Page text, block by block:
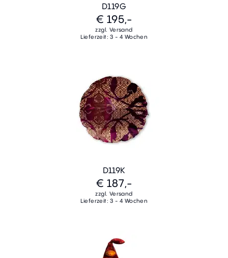
D119G
€ 195,-
zzgl. Versand
Lieferzeit: 3 - 4 Wochen
D119K
€ 187,-
zzgl. Versand
Lieferzeit: 3 - 4 Wochen